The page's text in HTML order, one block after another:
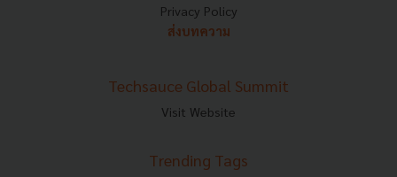
Privacy Policy
ส่งบทความ
Techsauce Global Summit
Visit Website
Trending Tags